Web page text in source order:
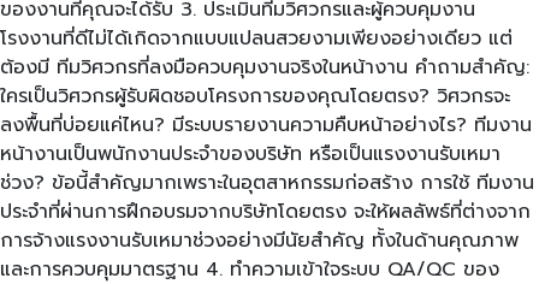
ของงานที่คุณจะได้รับ 3. ประเมินทีมวิศวกรและผู้ควบคุมงาน
โรงงานที่ดีไม่ได้เกิดจากแบบแปลนสวยงามเพียงอย่างเดียว แต่
ต้องมี ทีมวิศวกรที่ลงมือควบคุมงานจริงในหน้างาน คำถามสำคัญ:
ใครเป็นวิศวกรผู้รับผิดชอบโครงการของคุณโดยตรง? วิศวกรจะ
ลงพื้นที่บ่อยแค่ไหน? มีระบบรายงานความคืบหน้าอย่างไร? ทีมงาน
หน้างานเป็นพนักงานประจำของบริษัท หรือเป็นแรงงานรับเหมา
ช่วง? ข้อนี้สำคัญมากเพราะในอุตสาหกรรมก่อสร้าง การใช้ ทีมงาน
ประจำที่ผ่านการฝึกอบรมจากบริษัทโดยตรง จะให้ผลลัพธ์ที่ต่างจาก
การจ้างแรงงานรับเหมาช่วงอย่างมีนัยสำคัญ ทั้งในด้านคุณภาพ
และการควบคุมมาตรฐาน 4. ทำความเข้าใจระบบ QA/QC ของ